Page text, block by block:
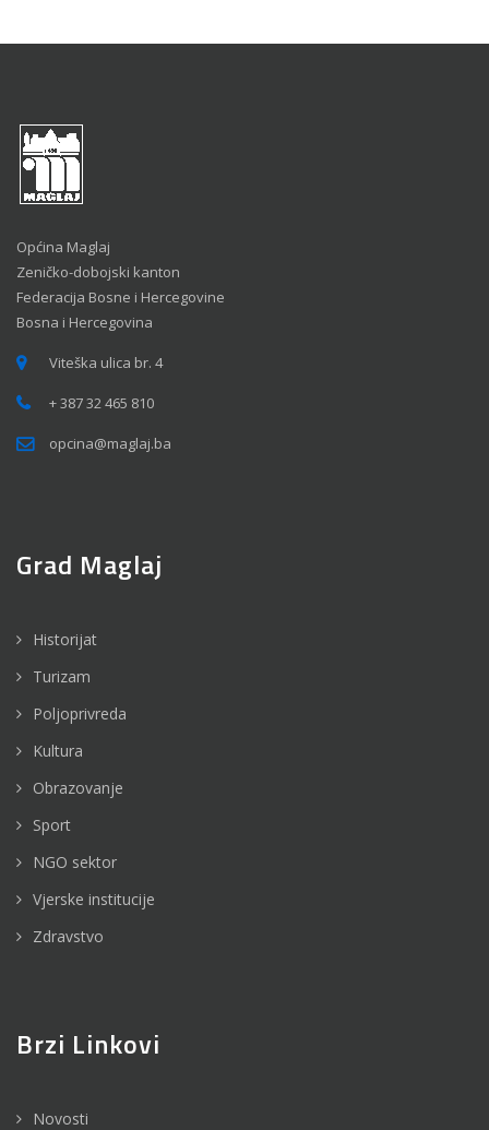
Općina Maglaj
Zeničko-dobojski kanton
Federacija Bosne i Hercegovine
Bosna i Hercegovina
Viteška ulica br. 4
+ 387 32 465 810
opcina@maglaj.ba
Grad Maglaj
Historijat
Turizam
Poljoprivreda
Kultura
Obrazovanje
Sport
NGO sektor
Vjerske institucije
Zdravstvo
Brzi Linkovi
Novosti